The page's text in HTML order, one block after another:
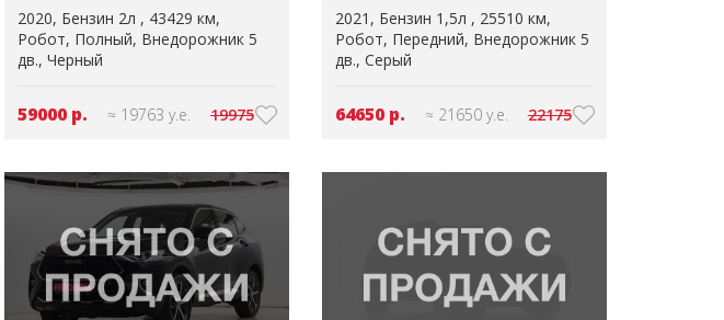
2020 Бензин 2л
43429 км
Робот Полный Внедорожник 5
дв. Черный
59000 р. ≈ 19763 у.е. 19975
2021 Бензин 1,5л
25510 км
Робот Передний Внедорожник 5
дв. Серый
64650 р. ≈ 21650 у.е. 22175